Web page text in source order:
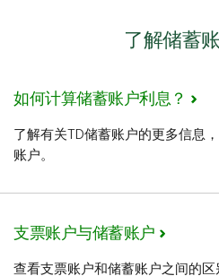
了解储蓄
如何计算储蓄账户利息？
了解有关TD储蓄账户的更多信息
账户。
支票账户与储蓄账户
查看支票账户和储蓄账户之间的